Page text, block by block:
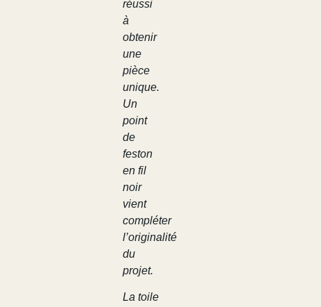
réussi
à
obtenir
une
pièce
unique.
Un
point
de
feston
en fil
noir
vient
compléter
l’originalité
du
projet.
La toile